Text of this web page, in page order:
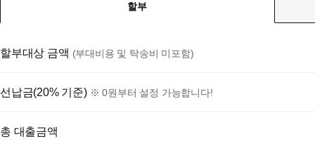
할부
할부대상 금액 (부대비용 및 탁송비 미포함)
선납금(20% 기준) ※ 0원부터 설정 가능합니다!
총 대출금액